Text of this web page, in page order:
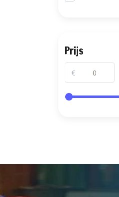
Prijs
€